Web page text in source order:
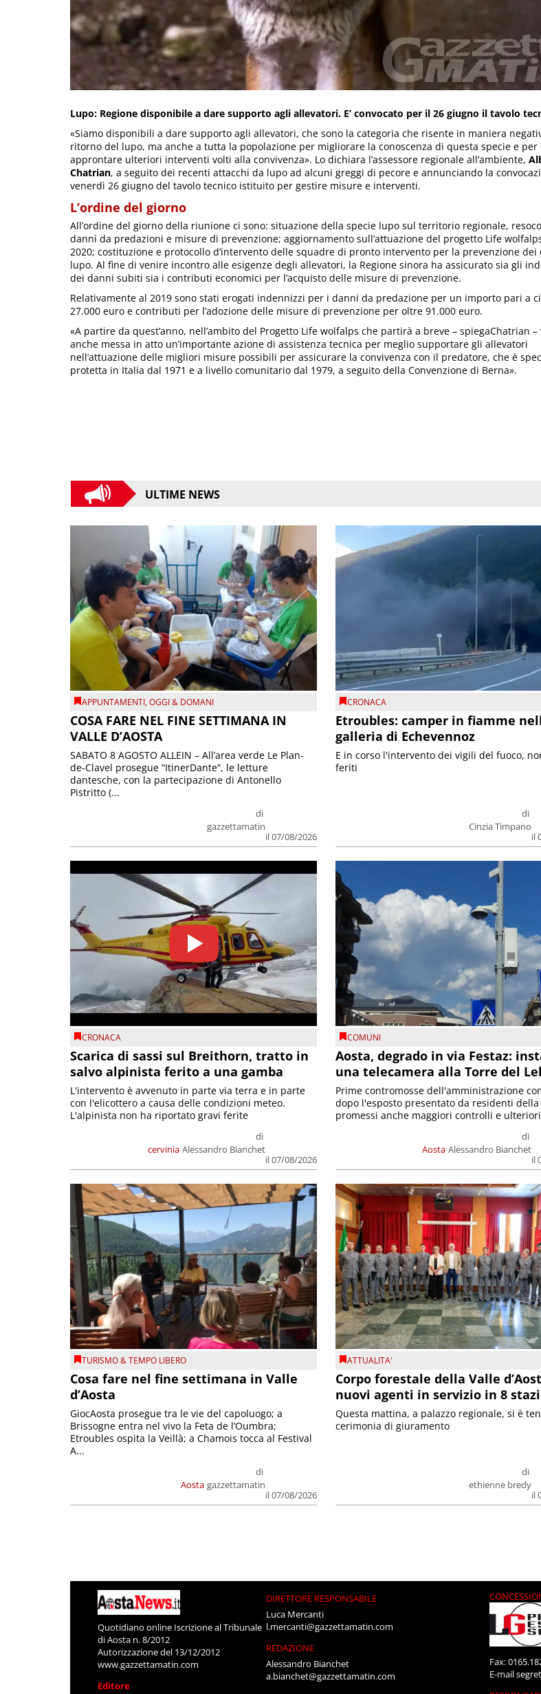
Lupo: Regione disponibile a dare supporto agli allevatori. E’ convocato per il 26 giugno il tavolo
«Siamo disponibili a dare supporto agli allevatori, che sono la categoria che risente in maniera
ritorno del lupo, ma anche a tutta la popolazione per migliorare la conoscenza di questa specie e per
approntare ulteriori interventi volti alla convivenza». Lo dichiara l’assessore regionale all’ambiente,
Chatrian, a seguito dei recenti attacchi da lupo ad alcuni greggi di pecore e annunciando la
venerdì 26 giugno del tavolo tecnico istituito per gestire misure e interventi.
L’ordine del giorno
All’ordine del giorno della riunione ci sono: situazione della specie lupo sul territorio regionale,
danni da predazioni e misure di prevenzione; aggiornamento sull’attuazione del progetto Life
2020; costituzione e protocollo d’intervento delle squadre di pronto intervento per la prevenzione dei
lupo. Al fine di venire incontro alle esigenze degli allevatori, la Regione sinora ha assicurato sia gli
dei danni subiti sia i contributi economici per l’acquisto delle misure di prevenzione.
Relativamente al 2019 sono stati erogati indennizzi per i danni da predazione per un importo pari a
27.000 euro e contributi per l’adozione delle misure di prevenzione per oltre 91.000 euro.
«A partire da quest’anno, nell’ambito del Progetto Life wolfalps che partirà a breve – spiegaChatrian –
anche messa in atto un’importante azione di assistenza tecnica per meglio supportare gli allevatori
nell’attuazione delle migliori misure possibili per assicurare la convivenza con il predatore, che è
protetta in Italia dal 1971 e a livello comunitario dal 1979, a seguito della Convenzione di Berna».
ULTIME NEWS
APPUNTAMENTI,OGGI & DOMANI
COSA FARE NEL FINE SETTIMANA IN
VALLE D’AOSTA
di
gazzettamatin
il 07/08/2026
SABATO 8 AGOSTO ALLEIN – All’area verde Le Plan-
de-Clavel prosegue “ItinerDante”, le letture
dantesche, con la partecipazione di Antonello
Pistritto (...
CRONACA
Etroubles: camper in fiamme
galleria di Echevennoz
di
Cinzia Timpano
il
E in corso l'intervento dei vigili del fuoco,
feriti
CRONACA
Scarica di sassi sul Breithorn, tratto in
salvo alpinista ferito a una gamba
cervinia
di
Alessandro Bianchet
il 07/08/2026
L'intervento è avvenuto in parte via terra e in parte
con l'elicottero a causa delle condizioni meteo.
L'alpinista non ha riportato gravi ferite
COMUNI
Aosta, degrado in via Festaz:
una telecamera alla Torre del
Aosta
di
Alessandro Bianchet
il
Prime contromosse dell'amministrazione
dopo l'esposto presentato da residenti della
promessi anche maggiori controlli e
TURISMO & TEMPO LIBERO
Cosa fare nel fine settimana in Valle
d’Aosta
Aosta
di
gazzettamatin
il 07/08/2026
GiocAosta prosegue tra le vie del capoluogo; a
Brissogne entra nel vivo la Feta de l’Oumbra;
Etroubles ospita la Veillà; a Chamois tocca al Festival
A...
ATTUALITA'
Corpo forestale della Valle
nuovi agenti in servizio in 8
di
ethienne bredy
il
Questa mattina, a palazzo regionale, si è
cerimonia di giuramento
Quotidiano online Iscrizione al Tribunale
di Aosta n. 8/2012
Autorizzazione del 13/12/2012
www.gazzettamatin.com
Editore
DIRETTORE RESPONSABILE
Luca Mercanti
l.mercanti@gazzettamatin.com
REDAZIONE
Alessandro Bianchet
a.bianchet@gazzettamatin.com
Fax:
E-mail